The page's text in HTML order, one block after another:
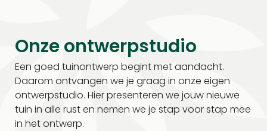
Onze ontwerpstudio
Een goed tuinontwerp begint met aandacht.
Daarom ontvangen we je graag in onze eigen
ontwerpstudio. Hier presenteren we jouw nieuwe
tuin in alle rust en nemen we je stap voor stap mee
in het ontwerp.